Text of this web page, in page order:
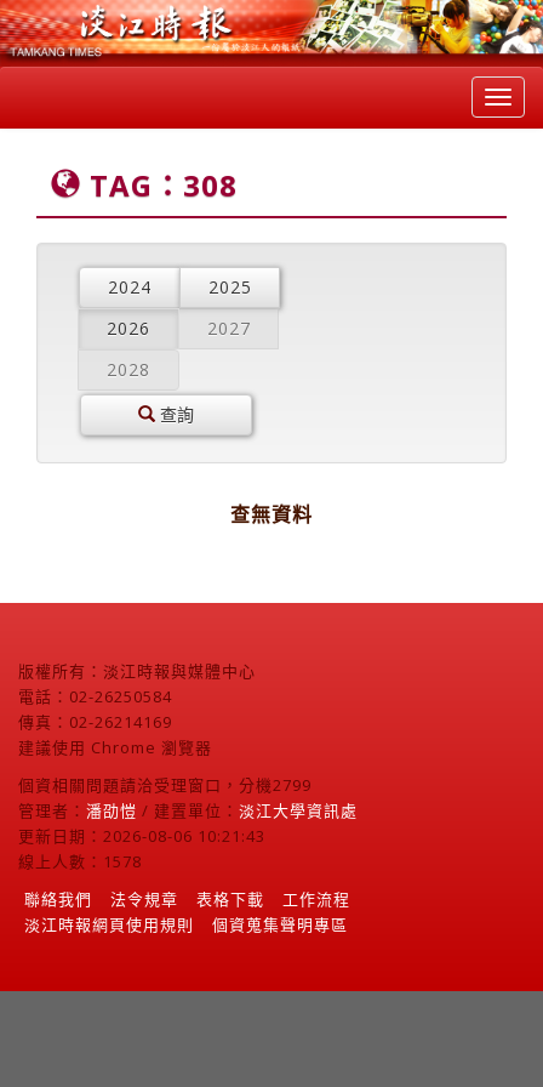
TAG：308
2024
2025
2026
2027
2028
查詢
查無資料
版權所有：淡江時報與媒體中心
電話：02-26250584
傳真：02-26214169
建議使用 Chrome 瀏覽器
個資相關問題請洽受理窗口，分機2799
管理者： 潘劭愷 / 建置單位： 淡江大學資訊處
更新日期：2026-08-06 10:21:43
線上人數：1578
聯絡我們
法令規章 表格下載
工作流程
淡江時報網頁使用規則
個資蒐集聲明專區